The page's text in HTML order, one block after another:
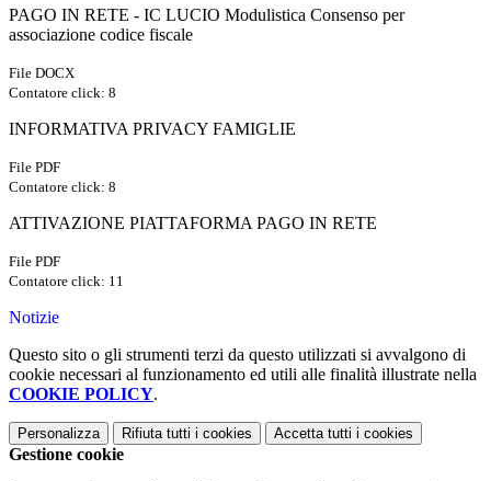
PAGO IN RETE - IC LUCIO Modulistica Consenso per
associazione codice fiscale
File DOCX
Contatore click: 8
INFORMATIVA PRIVACY FAMIGLIE
File PDF
Contatore click: 8
ATTIVAZIONE PIATTAFORMA PAGO IN RETE
File PDF
Contatore click: 11
Notizie
Questo sito o gli strumenti terzi da questo utilizzati si avvalgono di
cookie necessari al funzionamento ed utili alle finalità illustrate nella
COOKIE POLICY.
Personalizza Rifiuta tutti i cookies Accetta tutti i cookies
Gestione cookie